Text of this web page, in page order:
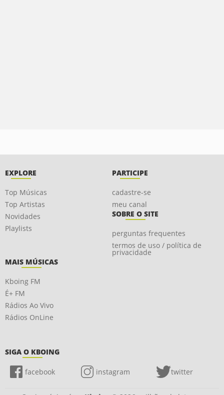
EXPLORE
Top Músicas
Top Artistas
Novidades
Playlists
PARTICIPE
cadastre-se
meu canal
SOBRE O SITE
perguntas frequentes
termos de uso / política de
privacidade
MAIS MÚSICAS
Kboing FM
É+ FM
Rádios Ao Vivo
Rádios OnLine
SIGA O KBOING
facebook instagram twitter